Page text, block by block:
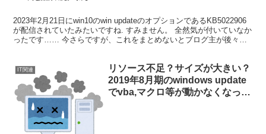
2023年2月21日にwin10のwin updateのオプションであるKB5022906
が配信されていたみたいですね. すみません。 全然気が付いていなか
ったです…… 今さらですが、これをまとめないとブログ主が後々個
IT関連
リソース不足？サイズが大きい？
2019年8月期のwindows update
でvba,マクロ等が動かなくなった